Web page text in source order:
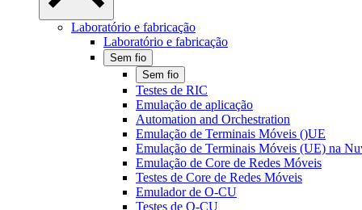
Laboratório e fabricação
Laboratório e fabricação
Sem fio
Sem fio
Testes de RIC
Emulação de aplicação
Automation and Orchestration
Emulação de Terminais Móveis ()UE
Emulação de Terminais Móveis (UE) na
Emulação de Core de Redes Móveis
Testes de Core de Redes Móveis
Emulador de O-CU
Testes de O-CU